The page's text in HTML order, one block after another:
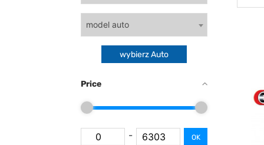
model auto
wybierz Auto
Price
- OK